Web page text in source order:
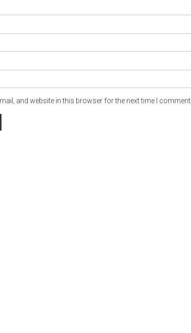
and website in this browser for the next time I comment.